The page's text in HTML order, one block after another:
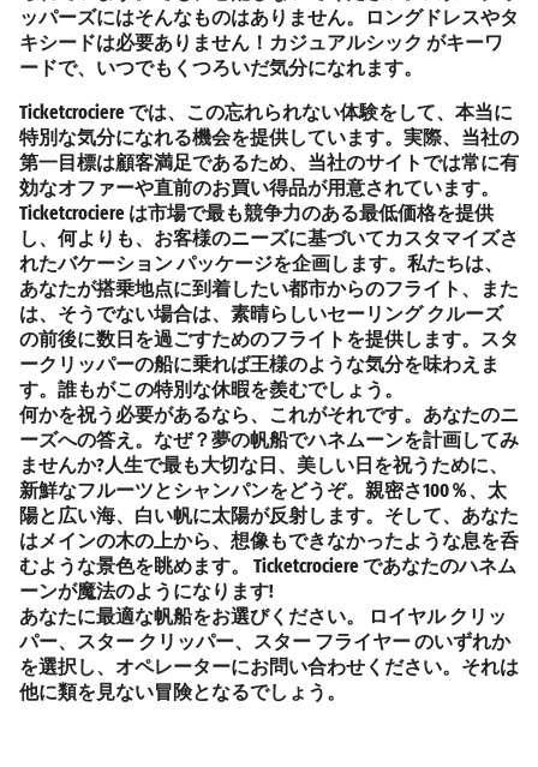
ッパーズにはそんなものはありません。ロングドレスやタ
キシードは必要ありません！ カジュアルシック がキーワ
ードで、いつでもくつろいだ気分になれます。
Ticketcrociere では、この忘れられない体験をして、本当に
特別な気分になれる機会を提供しています。実際、当社の
第一目標は顧客満足であるため、当社のサイトでは常に有
効なオファーや直前のお買い得品が用意されています。
Ticketcrociere は市場で最も競争力のある最低価格を提供
し、何よりも、お客様のニーズに基づいてカスタマイズさ
れたバケーション パッケージを企画します。私たちは、
あなたが搭乗地点に到着したい都市からのフライト、また
は、そうでない場合は、素晴らしいセーリング クルーズ
の前後に数日を過ごすためのフライトを提供します。スタ
ークリッパーの船に乗れば王様のような気分を味わえま
す。誰もがこの特別な休暇を羨むでしょう。
何かを祝う必要があるなら、これがそれです。あなたのニ
ーズへの答え。なぜ？夢の帆船でハネムーンを計画してみ
ませんか?人生で最も大切な日、美しい日を祝うために、
新鮮なフルーツとシャンパンをどうぞ。親密さ100％、太
陽と広い海、白い帆に太陽が反射します。そして、あなた
はメインの木の上から、想像もできなかったような息を呑
むような景色を眺めます。 Ticketcrociere であなたのハネム
ーンが魔法のようになります!
あなたに最適な帆船をお選びください。
ロイヤル クリッ
パー、スター クリッパー、スター フライヤーのいずれか
を選択し、オペレーターにお問い合わせください。それは
他に類を見ない冒険となるでしょう。